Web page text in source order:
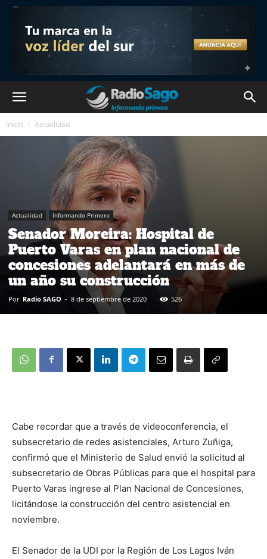
Inicio Actualidad
Actualidad Informando Primero
Senador Moreira: Hospital de
Puerto Varas en plan nacional de
concesiones adelantará en más de
un año su construcción
Por Radio SAGO - 8 de septiembre de 2020 526
Cabe recordar que a través de videoconferencia, el
subsecretario de redes asistenciales, Arturo Zuñiga,
confirmó que el Ministerio de Salud envió la solicitud al
subsecretario de Obras Públicas para que el hospital para
Puerto Varas ingrese al Plan Nacional de Concesiones,
licitándose la construcción del centro asistencial en
noviembre.
El Senador de la UDI por la Región de Los Lagos Iván